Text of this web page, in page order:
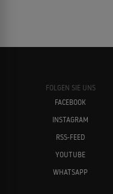
FOLGEN SIE UNS
FACEBOOK
INSTAGRAM
RSS-FEED
YOUTUBE
WHATSAPP